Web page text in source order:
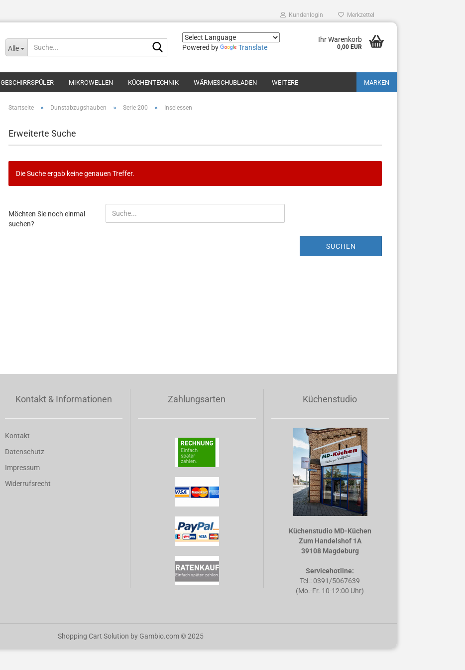
Kundenlogin Merkzettel
Alle
Suche...
Powered by Translate
Ihr Warenkorb
0,00 EUR
GESCHIRRSPÜLER MIKROWELLEN KÜCHENTECHNIK WÄRMESCHUBLADEN MARKEN
WEITERE
Startseite » Dunstabzugshauben » Serie 200 » Inselessen
Erweiterte Suche
Die Suche ergab keine genauen Treffer.
SIE
NOCH
Möchten Sie noch einmal
suchen?
SUCHEN
Kontakt & Informationen
Kontakt
Datenschutz
Impressum
Widerrufsrecht
Zahlungsarten Küchenstudio
Küchenstudio MD-Küchen
Zum Handelshof 1A
39108 Magdeburg
Servicehotline:
Tel.: 0391/5067639
(Mo.-Fr. 10-12:00 Uhr)
Shopping Cart Solution by Gambio.com © 2025